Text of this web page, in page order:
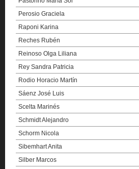
Perosio Graciela
Raponi Karina
Reches Rubén
Reinoso Olga Liliana
Rey Sandra Patricia
Rodio Horacio Martín
Sáenz José Luis
Scelta Marinés
Schmidt Alejandro
Schorm Nicola
Sibemhart Anita
Silber Marcos